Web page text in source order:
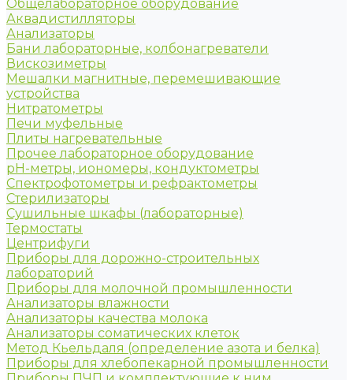
Общелабораторное оборудование
Аквадистилляторы
Анализаторы
Бани лабораторные, колбонагреватели
Вискозиметры
Мешалки магнитные, перемешивающие
устройства
Нитратометры
Печи муфельные
Плиты нагревательные
Прочее лабораторное оборудование
рН-метры, иономеры, кондуктометры
Спектрофотометры и рефрактометры
Стерилизаторы
Сушильные шкафы (лабораторные)
Термостаты
Центрифуги
Приборы для дорожно-строительных
лабораторий
Приборы для молочной промышленности
Анализаторы влажности
Анализаторы качества молока
Анализаторы соматических клеток
Метод Кьельдаля (определение азота и белка)
Приборы для хлебопекарной промышленности